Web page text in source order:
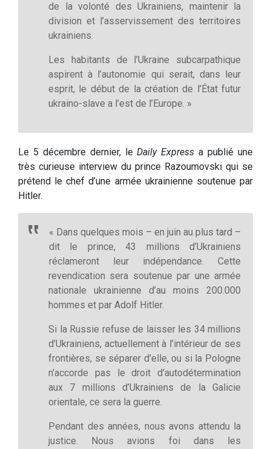
de la volonté des Ukrainiens, maintenir la
division et l’asservissement des territoires
ukrainiens.
Les habitants de l’Ukraine subcarpathique
aspirent à l’autonomie qui serait, dans leur
esprit, le début de la création de l’État futur
ukraino-slave a l’est de l’Europe. »
Le 5 décembre dernier, leDaily Express a publié une
très curieuse interview du prince Razoumovski qui se
prétend le chef d’une armée ukrainienne soutenue par
Hitler.
« Dans quelques mois – en juin au plus tard –
dit le prince, 43 millions d’Ukrainiens
réclameront leur indépendance. Cette
revendication sera soutenue par une armée
nationale ukrainienne d’au moins 200.000
hommes et par Adolf Hitler.
Si la Russie refuse de laisser les 34 millions
d’Ukrainiens, actuellement à l’intérieur de ses
frontières, se séparer d’elle, ou si la Pologne
n’accorde pas le droit d’autodétermination
aux 7 millions d’Ukrainiens de la Galicie
orientale, ce sera la guerre.
Pendant des années, nous avons attendu la
justice. Nous avions foi dans les